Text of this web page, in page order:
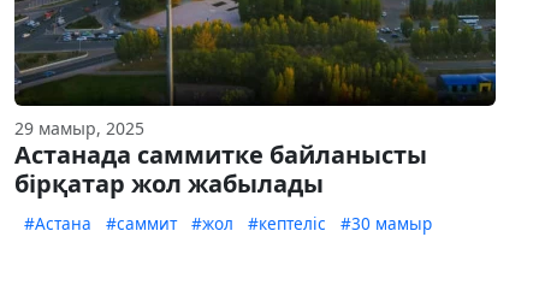
29 мамыр, 2025
Астанада саммитке байланысты
бірқатар жол жабылады
#Астана #саммит #жол #кептеліс #30 мамыр